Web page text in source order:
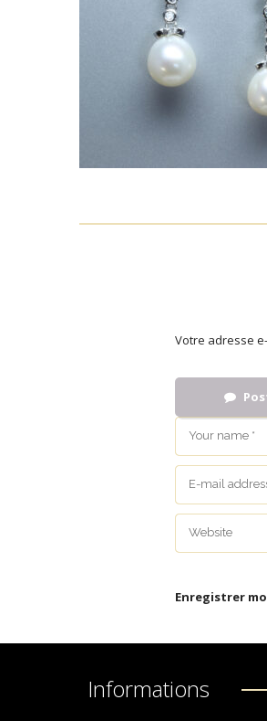
Votre adresse
Enregistrer
Informations